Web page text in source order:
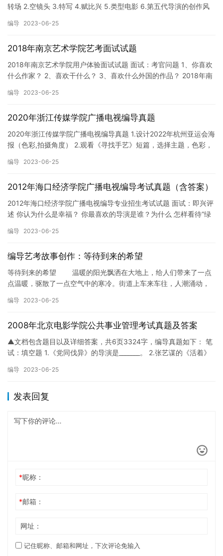
转场 2.空镜头 3.特写 4.赋比兴 5.类型电影 6.第五代导演的创作风
编导 2023-06-25
2018年南京艺术学院艺考面试试题
2018年南京艺术学院用户体验面试试题 面试：考官问题 1、你喜欢
什么作家？ 2、喜欢干什么？ 3、喜欢什么外国的作品？ 2018年南
编导 2023-06-25
2020年浙江传媒学院广播电视编导真题
2020年浙江传媒学院广播电视编导真题 1.设计2022年杭州亚运会海
报（色彩,拍摄角度） 2.观看《寻找手艺》短篇，选择主题，色彩，
编导 2023-06-25
2012年海口经济学院广播电视编导考试真题（含答案）
2012年海口经济学院广播电视编导专业招生考试试题 面试：即兴评
述 你认为什么是幸福？ 你最喜欢的导演是谁？为什么 怎样看待“绿
编导 2023-06-25
编导艺考故事创作：等待到来的希望
等待到来的希望 温暖的阳光飘洒在大地上，给人们带来了一点
点温暖，驱散了一点空气中的寒冷。街道上车来车往，人潮涌动，
当今…
编导 2023-06-25
2008年北京电影学院公共事业管理考试真题及答案
▲文档包含题目以及详细答案，共6页3324字，编导真题如下： 笔
试：填空题 1.《党同伐异》的导演是_______。 2.张艺谋的《活着》
编导 2023-06-25
发表回复
*昵称：
*邮箱：
网址：
记住昵称、邮箱和网址，下次评论免输入